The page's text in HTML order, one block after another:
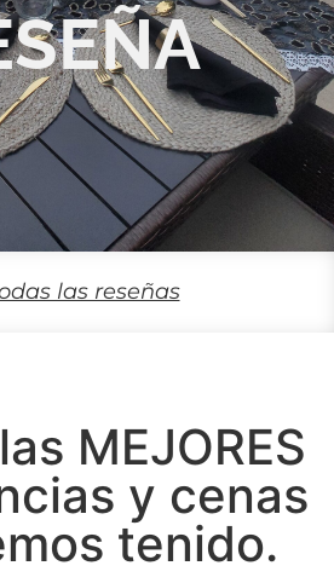
las reseñas
MEJORES
y cenas
tenido.